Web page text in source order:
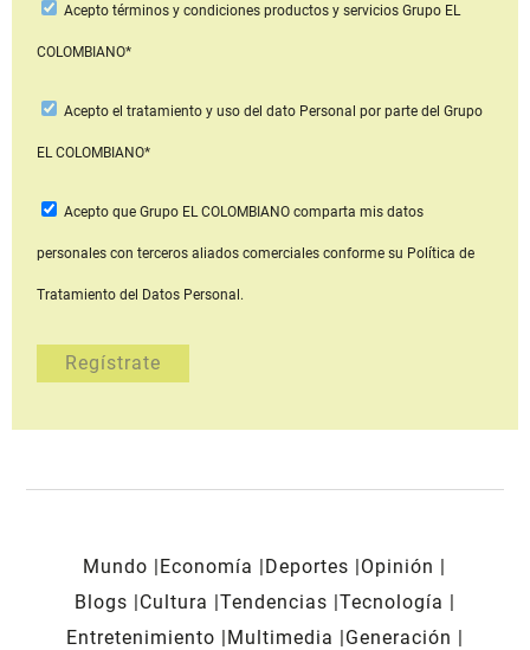
Aceptotérminos y condiciones productos y serviciosGrupo EL
COLOMBIANO*
Acepto el tratamiento y uso del dato Personal por parte del Grupo
EL COLOMBIANO*
Acepto que Grupo EL COLOMBIANOcomparta mis datos
personales con terceros aliados comerciales conforme su Política de
Tratamiento del Datos Personal.
Mundo Economía Deportes
Opinión
Blogs
Cultura Tendencias Tecnología
Entretenimiento
Multimedia
Generación